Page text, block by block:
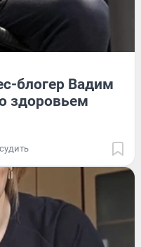
блогер Вадим
здоровьем